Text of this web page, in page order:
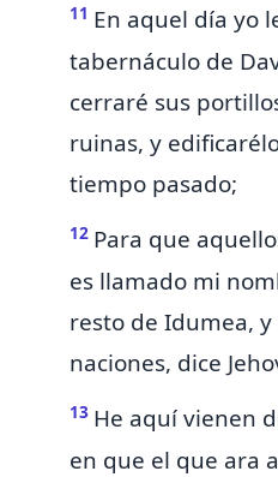
11 En aquel día yo
tabernáculo de
cerraré sus
ruinas, y
tiempo pasado;
12 Para que
es llamado mi
resto de Idumea,
naciones, dice
13 He aquí vienen
en que el que ara